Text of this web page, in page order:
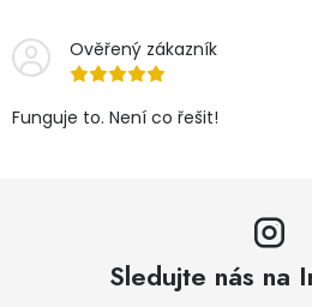
Ověřený zákazník
Funguje to. Není co řešit!
Sledujte nás na